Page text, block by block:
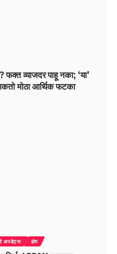
फक्त व्याजदर पाहू नका; ‘या’
मोठा आर्थिक फटका
अपडेट्स होम